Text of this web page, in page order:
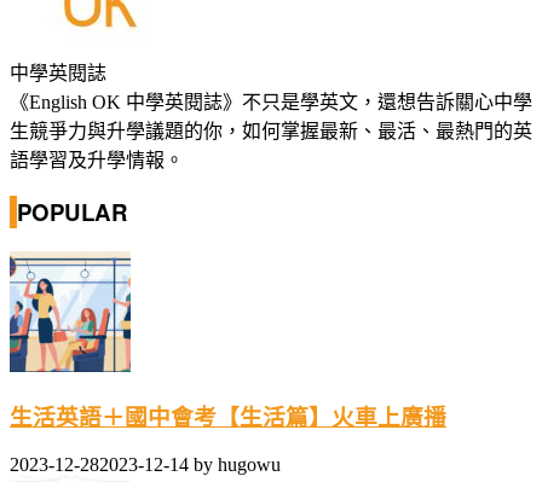
中學英閱誌
《English OK 中學英閱誌》不只是學英文，還想告訴關心中學
生競爭力與升學議題的你，如何掌握最新、最活、最熱門的英
語學習及升學情報。
POPULAR
生活英語＋國中會考【生活篇】火車上廣播
2023-12-282023-12-14 by hugowu